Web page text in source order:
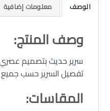
الوصف معلومات إضافية
وصف المنتج:
سرير حديثبتصميم عصري وعالي
تفصيل السرير حسب جميع
المقاسات: